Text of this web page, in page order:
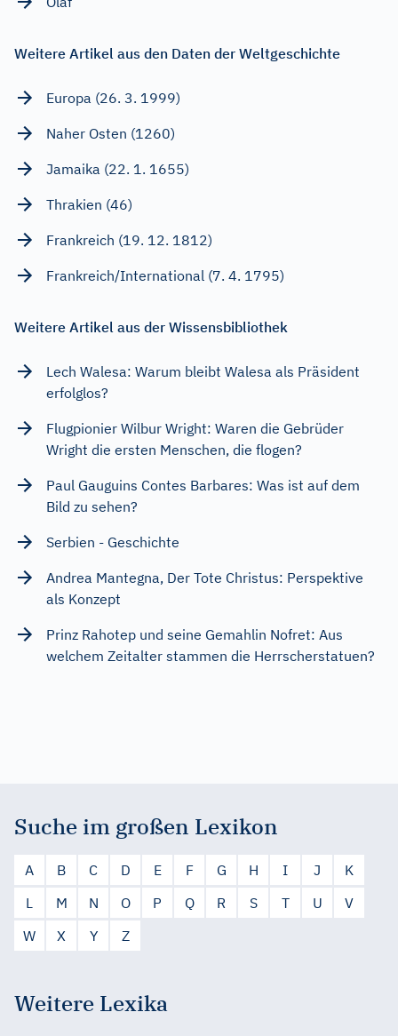
Weitere Artikel aus den Daten der Weltgeschichte
Europa (26. 3. 1999)
Naher Osten (1260)
Jamaika (22. 1. 1655)
Thrakien (46)
Frankreich (19. 12. 1812)
Frankreich/International (7. 4. 1795)
Weitere Artikel aus der Wissensbibliothek
Lech Walesa: Warum bleibt Walesa als Präsident
erfolglos?
Flugpionier Wilbur Wright: Waren die Gebrüder
Wright die ersten Menschen, die flogen?
Paul Gauguins Contes Barbares: Was ist auf dem
Bild zu sehen?
Serbien - Geschichte
Andrea Mantegna, Der Tote Christus: Perspektive
als Konzept
Prinz Rahotep und seine Gemahlin Nofret: Aus
welchem Zeitalter stammen die Herrscherstatuen?
Suche im großen Lexikon
A B C D E F G H I J
K
L
M N O P Q R S T U
V
W
X Y Z
Weitere Lexika